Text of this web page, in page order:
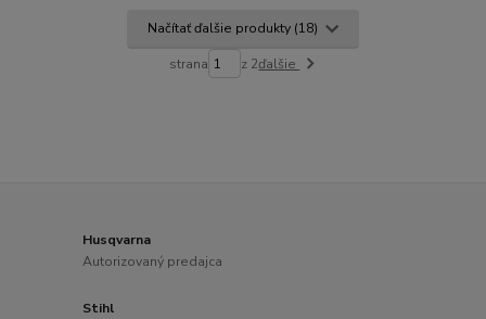
Načítať ďalšie produkty (18)
strana z 2ďalšie
Husqvarna
Autorizovaný predajca
Stihl